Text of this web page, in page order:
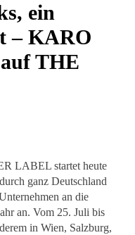
ein
– KARO
THE
LABEL startet heute
ganz Deutschland
an die
an. Vom 25. Juli bis
in Wien, Salzburg,